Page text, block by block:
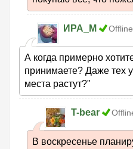
ИРА_М Offline
А когда примерно
принимаете? Даже тех
места растут?"
T-bear
В воскресенье